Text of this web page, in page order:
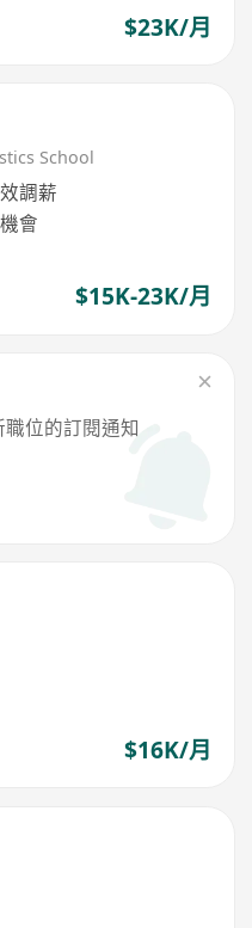
$23K/月
School
調薪
會
$15K-23K/月
位的訂閱通知
$16K/月